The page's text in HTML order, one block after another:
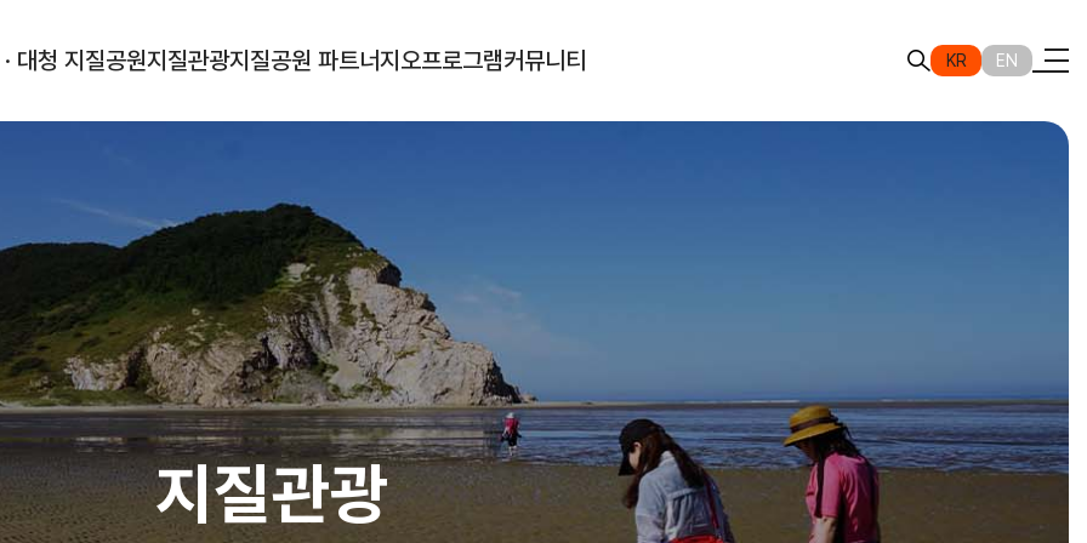
대청 지질공원지질관광지질공원 파트너지오프로그램커뮤니티 KR EN
지질관광